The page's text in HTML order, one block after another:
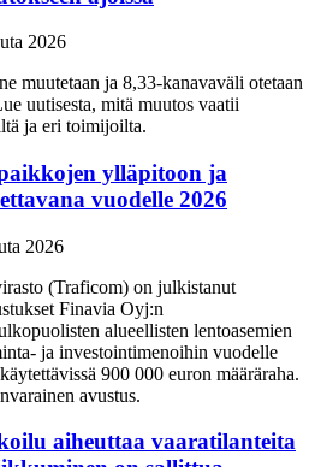
2026
muutetaan ja 8,33-kanavaväli otetaan
uutisesta, mitä muutos vaatii
ja eri toimijoilta.
ylläpitoon ja
vuodelle 2026
2026
(Traficom) on julkistanut
Finavia Oyj:n
alueellisten lentoasemien
ja investointimenoihin vuodelle
900 000 euron määräraha.
avustus.
aiheuttaa vaaratilanteita